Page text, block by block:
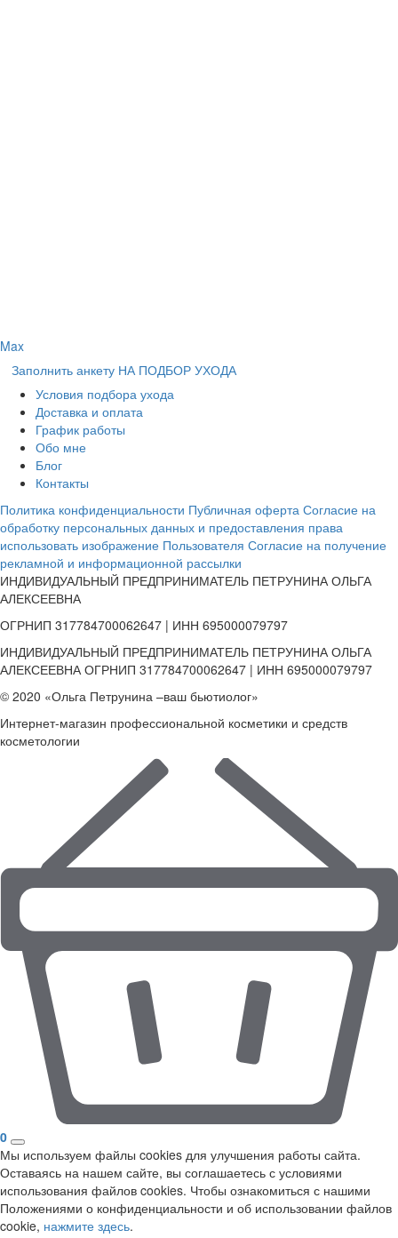
Max
Заполнить анкету НА ПОДБОР УХОДА
Условия подбора ухода
Доставка и оплата
График работы
Обо мне
Блог
Контакты
Политика конфиденциальности Публичная оферта Согласие на
обработку персональных данных и предоставления права
использовать изображение Пользователя Согласие на получение
рекламной и информационной рассылки
ИНДИВИДУАЛЬНЫЙ ПРЕДПРИНИМАТЕЛЬ ПЕТРУНИНА ОЛЬГА
АЛЕКСЕЕВНА
ОГРНИП 317784700062647 | ИНН 695000079797
ИНДИВИДУАЛЬНЫЙ ПРЕДПРИНИМАТЕЛЬ ПЕТРУНИНА ОЛЬГА
АЛЕКСЕЕВНА ОГРНИП 317784700062647 | ИНН 695000079797
© 2020 «Ольга Петрунина –ваш бьютиолог»
Интернет-магазин профессиональной косметики и средств
косметологии
0
Мы используем файлы cookies для улучшения работы сайта.
Оставаясь на нашем сайте, вы соглашаетесь с условиями
использования файлов cookies. Чтобы ознакомиться с нашими
Положениями о конфиденциальности и об использовании файлов
cookie, нажмите здесь.